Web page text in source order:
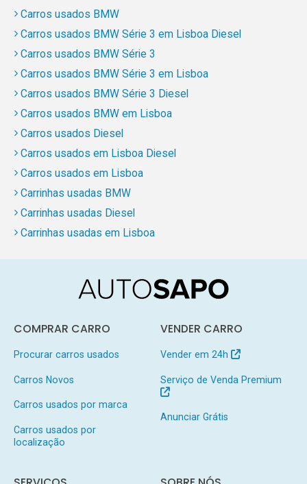
Carros usados BMW
Carros usados BMW Série 3 em Lisboa Diesel
Carros usados BMW Série 3
Carros usados BMW Série 3 em Lisboa
Carros usados BMW Série 3 Diesel
Carros usados BMW em Lisboa
Carros usados Diesel
Carros usados em Lisboa Diesel
Carros usados em Lisboa
Carrinhas usadas BMW
Carrinhas usadas Diesel
Carrinhas usadas em Lisboa
COMPRAR CARRO
Procurar carros usados
Carros Novos
Carros usados por marca
Carros usados por
localização
VENDER CARRO
Vender em 24h
Serviço de Venda Premium
Anunciar Grátis